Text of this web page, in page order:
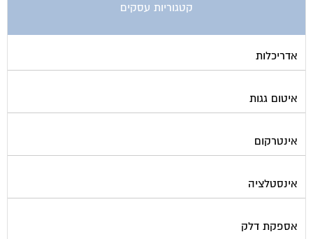
קטגוריות עסקים
אדריכלות
איטום גגות
אינטרקום
אינסטלציה
אספקת דלק